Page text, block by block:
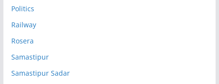
Politics
Railway
Rosera
Samastipur
Samastipur Sadar